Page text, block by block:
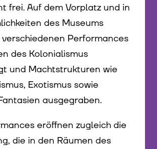
frei. Auf dem Vorplatz und in
des Museums
Performances
des Kolonialismus
und Machtstrukturen wie
Exotismus sowie
ausgegraben.
eröffnen zugleich die
die in den Räumen des